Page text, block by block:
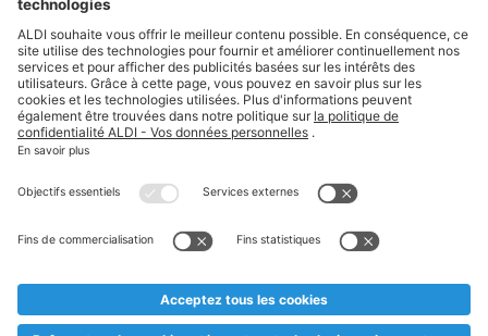
Suivez ALDI Belgique
Textes marqués d'un astérisque et mentions légales
* Nous vendons ces articles temporairement et jusqu'à
au cas où, malgré le planning bien étudié, nous serions
prématurément en rupture de stock. Prix Recupel et TVA incl.
** Sur ce site, l’utilisation de la forme masculine a été adoptée